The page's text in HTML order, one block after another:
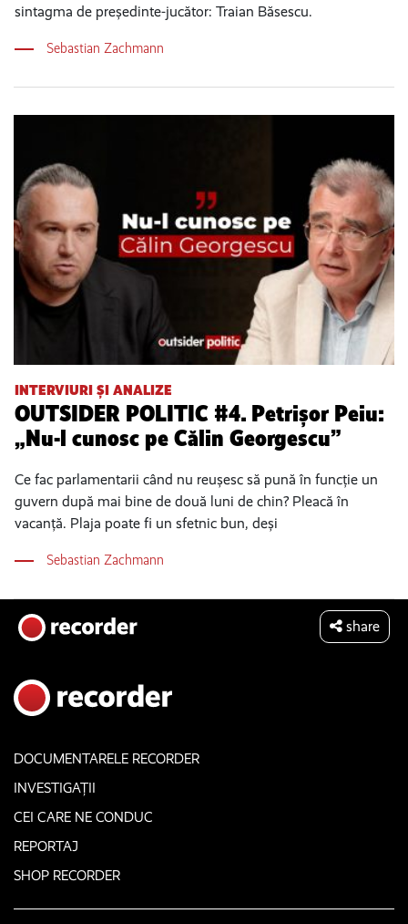
sintagma de președinte-jucător: Traian Băsescu.
Sebastian Zachmann
INTERVIURI ȘI ANALIZE
OUTSIDER POLITIC #4. Petrișor Peiu:
„Nu-l cunosc pe Călin Georgescu”
Ce fac parlamentarii când nu reușesc să pună în funcție un
guvern după mai bine de două luni de chin? Pleacă în
vacanță. Plaja poate fi un sfetnic bun, deși
Sebastian Zachmann
share
DOCUMENTARELE RECORDER
INVESTIGAȚII
CEI CARE NE CONDUC
REPORTAJ
SHOP RECORDER